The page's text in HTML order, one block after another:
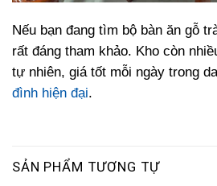
Nếu bạn đang tìm bộ bàn ăn gỗ
rất đáng tham khảo. Kho còn
tự nhiên, giá tốt mỗi ngày trong
đình hiện đại.
SẢN PHẨM TƯƠNG TỰ